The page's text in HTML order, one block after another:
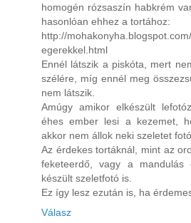
homogén rózsaszín habkrém
hasonlóan ehhez a tortához:
http://
egerekkel.html
Ennél látszik a piskóta, mert
szélére, míg ennél meg
nem látszik.
Amúgy amikor elkészült
éhes ember lesi a kezemet,
akkor nem állok neki szeletet
Az érdekes tortáknál, mint az
feketeerdő, vagy a mandulás
készült szeletfotó is.
Ez így lesz ezután is, ha
Válasz